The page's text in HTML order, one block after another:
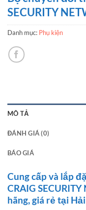
SECURITY
Danh mục: Phụ kiện
MÔ TẢ
ĐÁNH GIÁ (0)
BÁO GIÁ
Cung cấp và lắp
CRAIG
hãng, giá rẻ tại